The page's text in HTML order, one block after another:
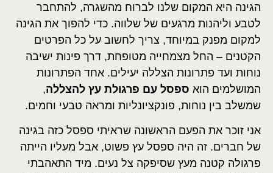
הגינה היא המקום שלנו לברוח מהשגרה, להתחבר
לטבע וליהנות מרגעים של שלווה. כדי להפוך את הגינה
למקום מפנק במיוחד, צריך לחשוב על כל הפרטים
הקטנים – החל מצמחייה מטופחת, דרך פינות ישיבה
נוחות ועד פתרונות הצללה יעילים. אחד הפתרונות
המושלמים הוא ספסל עם פרגולת עץ להצללה,
שמשלב בין נוחות, פונקציונליות ומראה טבעי וחמים.
אני זוכר את הפעם הראשונה שראיתי ספסל כזה בגינה
של חברים. זה היה ספסל עץ פשוט, אבל מעליו הייתה
פרגולה קטנה מעץ שסיפקה צל נעים. מיד התאהבתי